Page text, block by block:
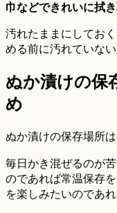
巾などできれいに拭
汚れたままにしてお
める前に汚れていな
ぬか漬けの保
め
ぬか漬けの保存場所
毎日かき混ぜるのが
のであれば常温保存
を楽しみたいのであ